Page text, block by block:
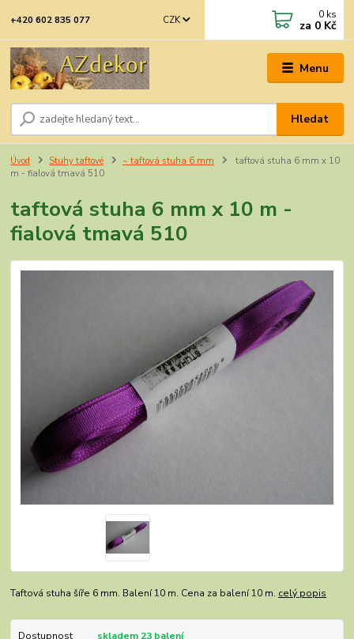
Menu
CZK
Hledat
+420 602 835 077 0 ks
za 0 Kč
Úvod Stuhy taftové ~ taftová stuha 6 mm
taftová stuha 6 mm x 10
m - fialová tmavá 510
taftová stuha 6 mm x 10 m -
fialová tmavá 510
Taftová stuha šíře 6 mm. Balení 10 m. Cena za balení 10 m. celý popis
Dostupnost
skladem 23 balení